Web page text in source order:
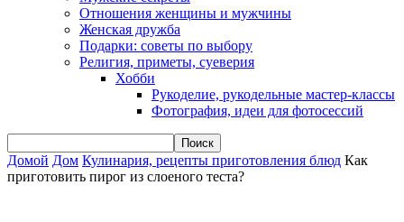
Отношения женщины и мужчины
Женская дружба
Подарки: советы по выбору
Религия, приметы, суеверия
Хобби
Рукоделие, рукодельные мастер-классы
Фотография, идеи для фотосессий
Домой Дом Кулинария, рецепты приготовления блюд Как
приготовить пирог из слоеного теста?